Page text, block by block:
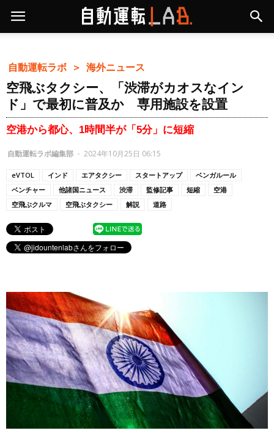
自動運転ラボ ＞ 海外ニュース
空飛ぶタクシー、「渋滞がカオスなイン
ド」で最初に普及か 専用施設を設置
空港から都心、1時間半が「5分」に短縮
自動運転ラボ編集部 - 2024年10月25日 06:15
eVTOL インド エアタクシー スタートアップ
ベンガルール
ベンチャー
他諸国ニュース 渋滞 監修記事 短縮
空港
空飛ぶクルマ
空飛ぶタクシー 解説 道路